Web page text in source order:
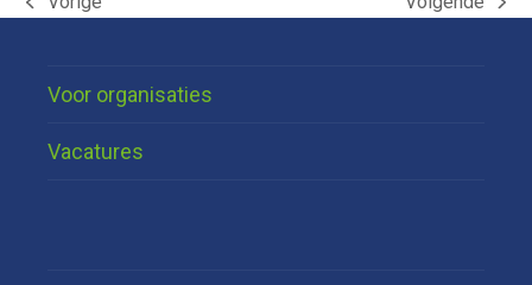
previous
next
Voor organisaties
Vacatures